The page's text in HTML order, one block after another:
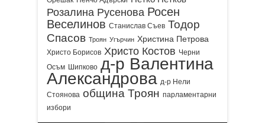
Розалина Русенова Росен
Веселинов Станислав Съев Тодор
Спасов Троян Угърчин Христина Петрова
Христо Борисов Христо Костов Черни
Осъм
Шипково д-р Валентина
Александрова д-р Нели
Стоянова община Троян парламентарни
избори